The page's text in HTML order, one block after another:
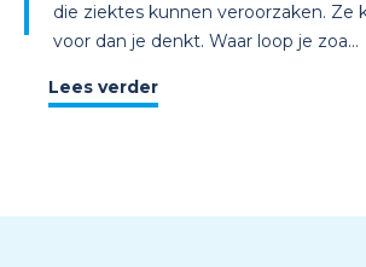
die ziektes kunnen veroorzaken. Ze
voor dan je denkt. Waar loop je zoa...
Lees verder